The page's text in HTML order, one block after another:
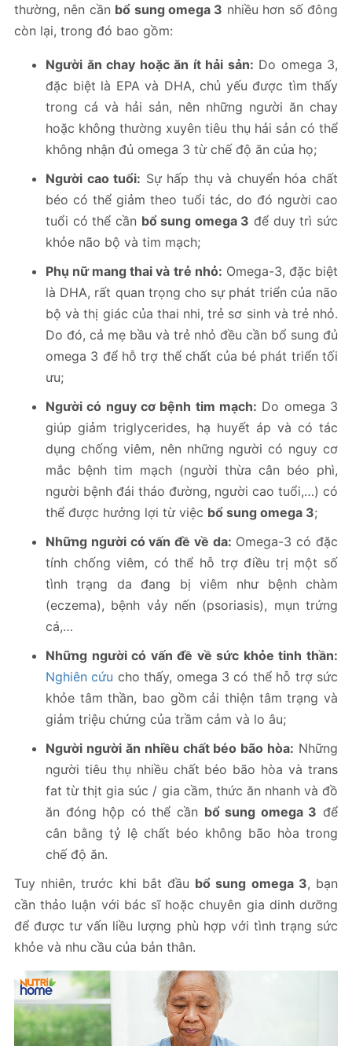
thường, nên cần bổ sung omega 3 nhiều hơn số đông
còn lại, trong đó bao gồm:
Người ăn chay hoặc ăn ít hải sản: Do omega 3,
đặc biệt là EPA và DHA, chủ yếu được tìm thấy
trong cá và hải sản, nên những người ăn chay
hoặc không thường xuyên tiêu thụ hải sản có thể
không nhận đủ omega 3 từ chế độ ăn của họ;
Người cao tuổi: Sự hấp thụ và chuyển hóa chất
béo có thể giảm theo tuổi tác, do đó người cao
tuổi có thể cần bổ sung omega 3 để duy trì sức
khỏe não bộ và tim mạch;
Phụ nữ mang thai và trẻ nhỏ: Omega-3, đặc biệt
là DHA, rất quan trọng cho sự phát triển của não
bộ và thị giác của thai nhi, trẻ sơ sinh và trẻ nhỏ.
Do đó, cả mẹ bầu và trẻ nhỏ đều cần bổ sung đủ
omega 3 để hỗ trợ thể chất của bé phát triển tối
ưu;
Người có nguy cơ bệnh tim mạch: Do omega 3
giúp giảm triglycerides, hạ huyết áp và có tác
dụng chống viêm, nên những người có nguy cơ
mắc bệnh tim mạch (người thừa cân béo phì,
người bệnh đái tháo đường, người cao tuổi,…) có
thể được hưởng lợi từ việc bổ sung omega 3;
Những người có vấn đề về da: Omega-3 có đặc
tính chống viêm, có thể hỗ trợ điều trị một số
tình trạng da đang bị viêm như bệnh chàm
(eczema), bệnh vảy nến (psoriasis), mụn trứng
cá,…
Những người có vấn đề về sức khỏe tinh thần:
Nghiên cứu cho thấy, omega 3 có thể hỗ trợ sức
khỏe tâm thần, bao gồm cải thiện tâm trạng và
giảm triệu chứng của trầm cảm và lo âu;
Người người ăn nhiều chất béo bão hòa: Những
người tiêu thụ nhiều chất béo bão hòa và trans
fat từ thịt gia súc / gia cầm, thức ăn nhanh và đồ
ăn đóng hộp có thể cần bổ sung omega 3 để
cân bằng tỷ lệ chất béo không bão hòa trong
chế độ ăn.
Tuy nhiên, trước khi bắt đầu bổ sung omega 3, bạn
cần thảo luận với bác sĩ hoặc chuyên gia dinh dưỡng
để được tư vấn liều lượng phù hợp với tình trạng sức
khỏe và nhu cầu của bản thân.